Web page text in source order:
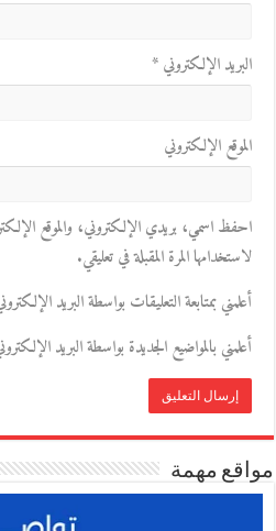
البريد الإلكتروني*
الموقع الإلكتروني
احفظ اسمي، بريدي الإلكتروني، والموقع
لاستخدامها المرة المقبلة في تعليقي.
أعلمني بمتابعة التعليقات بواسطة البريد
أعلمني بالمواضيع الجديدة بواسطة البريد
مواقع مهمة